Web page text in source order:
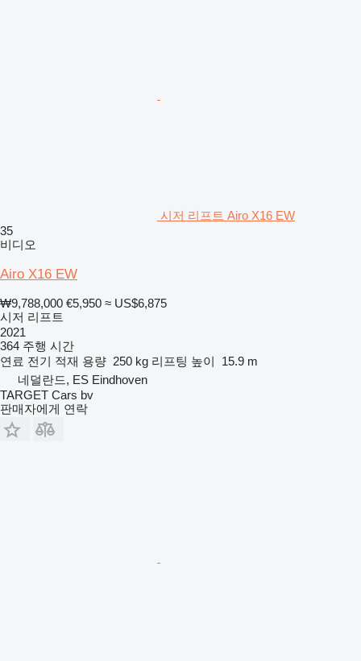
시저 리프트 Airo X16 EW
35
비디오
Airo X16 EW
₩9,788,000 €5,950 ≈ US$6,875
시저 리프트
2021
364 주행 시간
연료 전기 적재 용량 250 kg 리프팅 높이
15.9 m
네덜란드, ES Eindhoven
TARGET Cars bv
판매자에게 연락